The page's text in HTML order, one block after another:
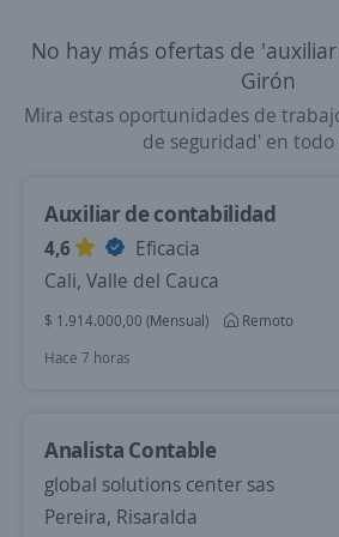
No hay más ofertas de
Girón
Mira estas oportunidades de
de seguridad' en todo
Auxiliar de contabilidad
4,6
Eficacia
Cali, Valle del Cauca
$ 1.914.000,00 (Mensual)
Remoto
Hace 7 horas
Analista Contable
global solutions center sas
Pereira, Risaralda